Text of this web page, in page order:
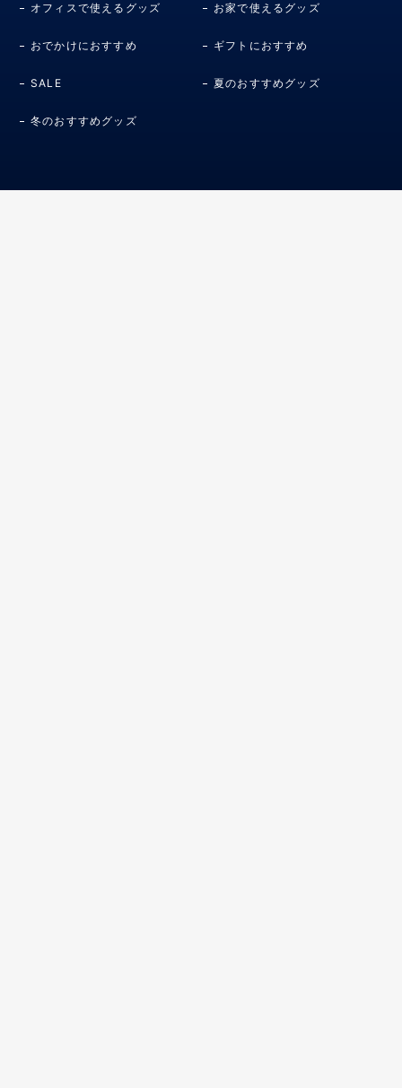
オフィスで使えるグッズ お家で使えるグッズ
おでかけにおすすめ ギフトにおすすめ
SALE 夏のおすすめグッズ
冬のおすすめグッズ